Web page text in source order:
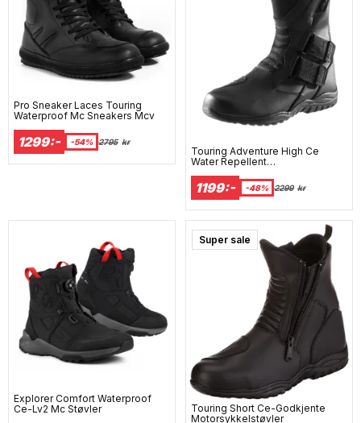
Pro Sneaker Laces Touring
Waterproof Mc Sneakers Mcv
1299:- -54% 2795 kr
Touring Adventure High Ce
Water Repellent
1199:- -48% 2299 kr
Explorer Comfort Waterproof
Ce-Lv2 Mc Støvler
Super sale
Touring Short Ce-Godkjente
Motorsykkelstøvler